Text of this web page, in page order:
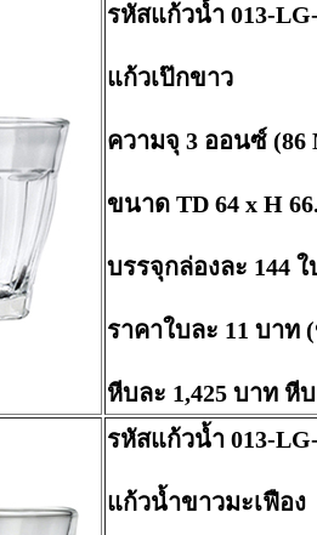
รหัสแก้วน้ำ 013-
แก้วเป๊กขาว
ความจุ 3 ออนซ์ (86
ขนาด TD 64 x H
บรรจุกล่องละ 144 ใ
ราคาใบละ 11 บาท
หีบละ 1,425 บาท หี
รหัสแก้วน้ำ 013-
แก้วน้ำขาวมะเฟือง